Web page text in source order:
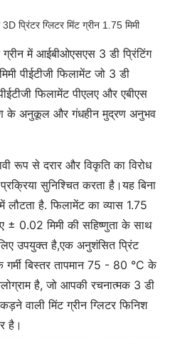
प्रिंटर ग्लिटर मिंट ग्रीन 1.75 मिमी
ग्रीन में आईबीओएसएस 3 डी प्रिंटिंग
पीईटीजी फिलामेंट जो 3 डी
फिलामेंट पीएलए और एबीएस
के अनुकूल और गंधहीन मुद्रण अनुभव
रूप से दरार और विकृति का विरोध
सुनिश्चित करता है।यह बिना
है. फिलामेंट का व्यास 1.75
± 0.02 मिमी की सहिष्णुता के साथ
उपयुक्त है,एक अनुशंसित प्रिंट
बिस्तर तापमान 75 - 80 °C के
है, जो आपकी रचनात्मक 3 डी
वाली मिंट ग्रीन ग्लिटर फिनिश
है।